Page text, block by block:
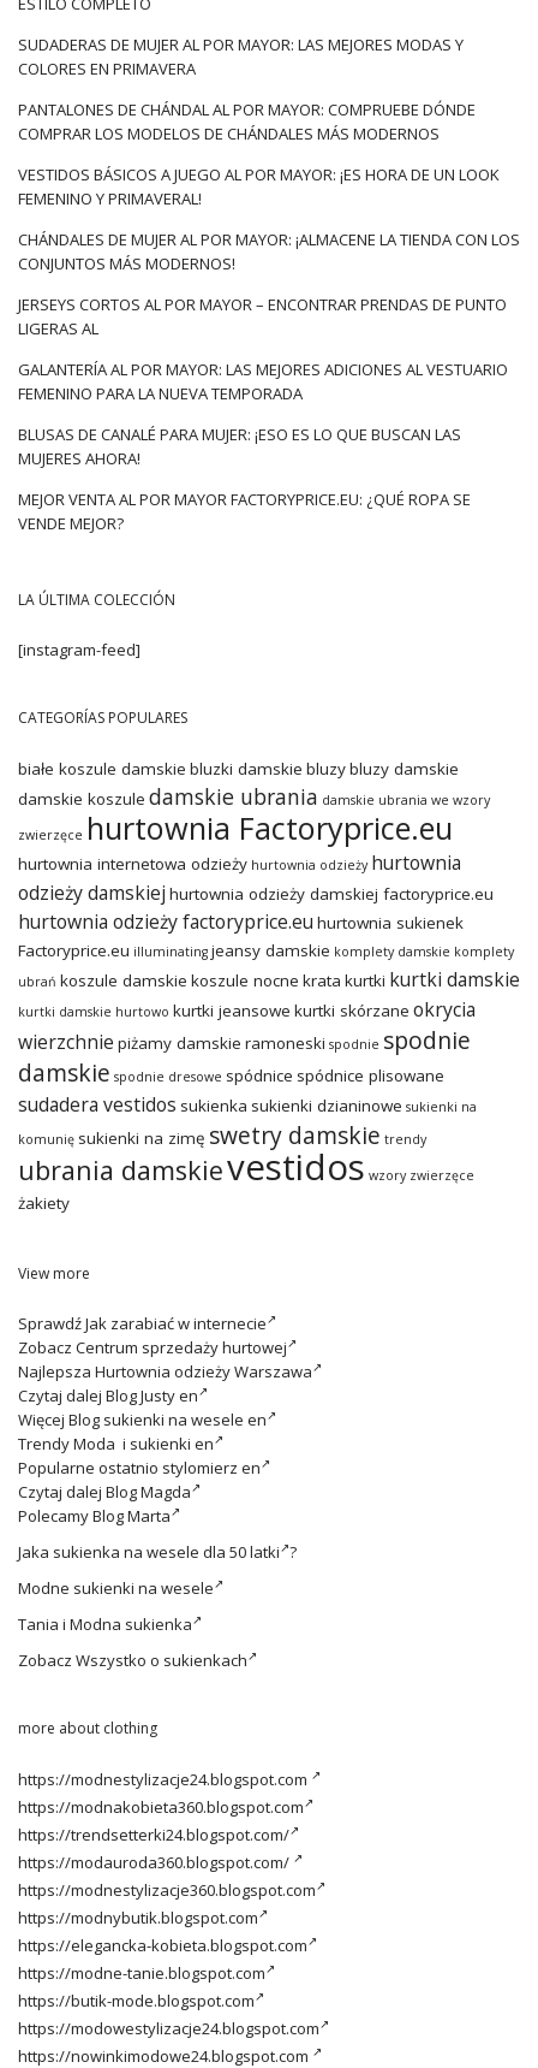
SUDADERAS DE MUJER AL POR MAYOR: LAS MEJORES MODAS Y
COLORES EN PRIMAVERA
PANTALONES DE CHÁNDAL AL POR MAYOR: COMPRUEBE DÓNDE
COMPRAR LOS MODELOS DE CHÁNDALES MÁS MODERNOS
VESTIDOS BÁSICOS A JUEGO AL POR MAYOR: ¡ES HORA DE UN LOOK
FEMENINO Y PRIMAVERAL!
CHÁNDALES DE MUJER AL POR MAYOR: ¡ALMACENE LA TIENDA CON LOS
CONJUNTOS MÁS MODERNOS!
JERSEYS CORTOS AL POR MAYOR – ENCONTRAR PRENDAS DE PUNTO
LIGERAS AL
GALANTERÍA AL POR MAYOR: LAS MEJORES ADICIONES AL VESTUARIO
FEMENINO PARA LA NUEVA TEMPORADA
BLUSAS DE CANALÉ PARA MUJER: ¡ESO ES LO QUE BUSCAN LAS
MUJERES AHORA!
MEJOR VENTA AL POR MAYOR FACTORYPRICE.EU: ¿QUÉ ROPA SE
VENDE MEJOR?
LA ÚLTIMA COLECCIÓN
[instagram-feed]
CATEGORÍAS POPULARES
białe koszule damskie bluzki damskie bluzybluzy damskie
damskie koszule damskie ubrania damskie ubrania we wzory
zwierzęce hurtownia Factoryprice.eu
hurtownia internetowa odzieży hurtownia odzieży hurtownia
odzieży damskiej hurtownia odzieży damskiej factoryprice.eu
hurtownia odzieży factoryprice.eu hurtownia sukienek
Factoryprice.eu illuminating jeansy damskie komplety damskie komplety
ubrań koszule damskie koszule nocne krata kurtki kurtki damskie
kurtki damskie hurtowo kurtki jeansowe kurtki skórzane okrycia
wierzchnie piżamy damskie ramoneski spodnie spodnie
damskie spodnie dresowe spódnice spódnice plisowane
sudadera vestidos sukienka sukienki dzianinowe sukienki na
komunię sukienki na zimę swetry damskie trendy
ubrania damskievestidos wzory zwierzęce
żakiety
View more
SprawdźJak zarabiać w internecie
Zobacz Centrum sprzedaży hurtowej
Najlepsza Hurtownia odzieży Warszawa
Czytaj dalej Blog Justy en
Więcej Blog sukienki na wesele en
TrendyModa i sukienki en
Popularne ostatnio stylomierz en
Czytaj dalej Blog Magda
PolecamyBlog Marta
Jaka sukienka na wesele dla 50 latki ?
Modne sukienki na wesele
Tania i Modna sukienka
Zobacz Wszystko o sukienkach
more about clothing
https://modnestylizacje24.blogspot.com
https://modnakobieta360.blogspot.com
https://trendsetterki24.blogspot.com/
https://modauroda360.blogspot.com/
https://modnestylizacje360.blogspot.com
https://modnybutik.blogspot.com
https://elegancka-kobieta.blogspot.com
https://modne-tanie.blogspot.com
https://butik-mode.blogspot.com
https://modowestylizacje24.blogspot.com
https://nowinkimodowe24.blogspot.com